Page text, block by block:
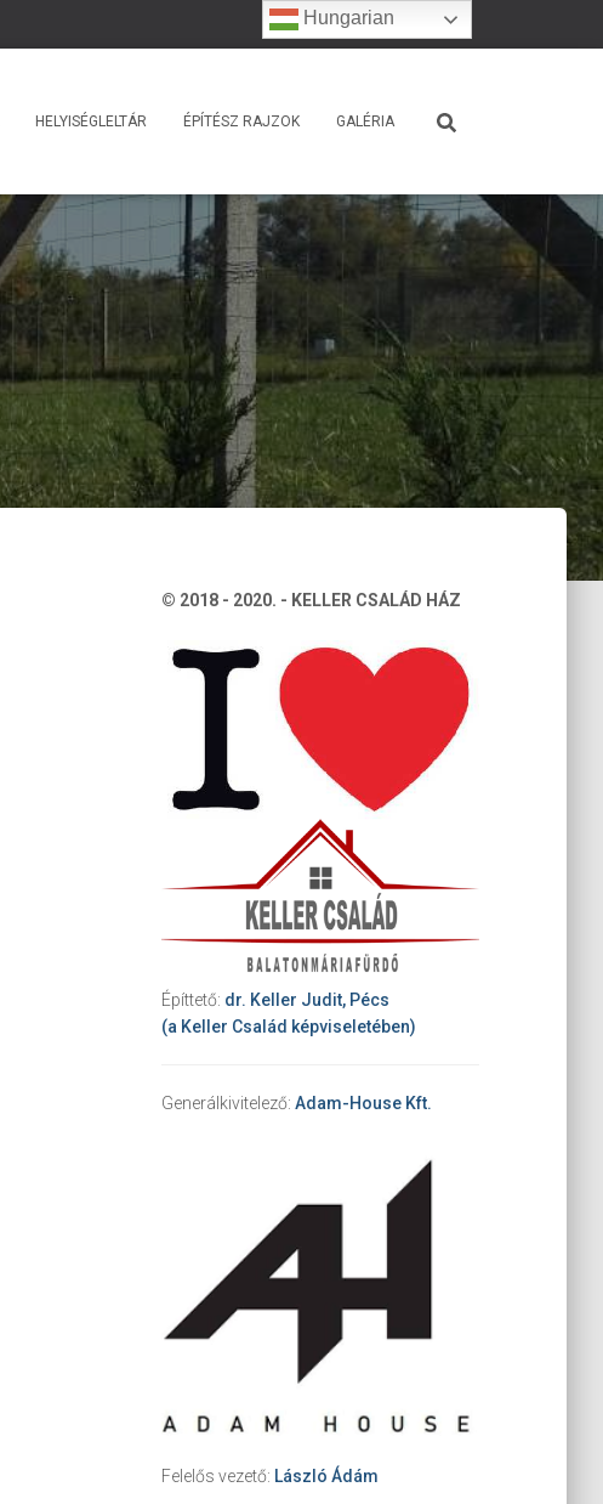
HELYISÉGLELTÁR ÉPÍTÉSZ RAJZOK GALÉRIA
© 2018 - 2020. - KELLER CSALÁD HÁZ
Építtető: dr. Keller Judit, Pécs
(a Keller Család képviseletében)
Generálkivitelező: Adam-House Kft.
Felelős vezető: László Ádám
Hungarian